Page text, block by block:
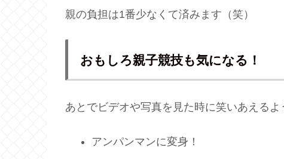
親の負担は1番少なくて済みます（笑）
おもしろ親子競技も気になる！
あとでビデオや写真を見た時に笑いあえるよ
アンパンマンに変身！